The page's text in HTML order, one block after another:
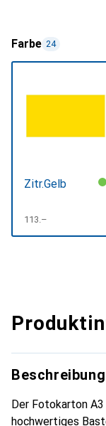
Farbe 24
Zitr.Gelb
CHF
113.–
Beschreibung
Der Fotokarton
hochwertiges